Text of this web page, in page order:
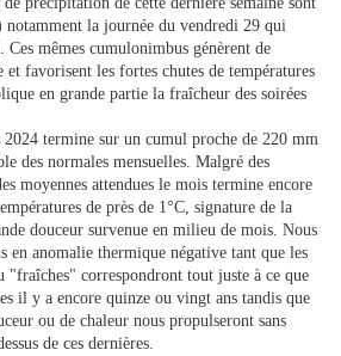
notamment la journée du vendredi 29 qui
Ces mêmes cumulonimbus génèrent de
et favorisent les fortes chutes de températures
en grande partie la fraîcheur des soirées
termine sur un cumul proche de 220 mm
des normales mensuelles. Malgré des
moyennes attendues le mois termine encore
de près de 1°C, signature de la
douceur survenue en milieu de mois. Nous
en anomalie thermique négative tant que les
"fraîches" correspondront tout juste à ce que
il y a encore quinze ou vingt ans tandis que
ou de chaleur nous propulseront sans
de ces dernières.